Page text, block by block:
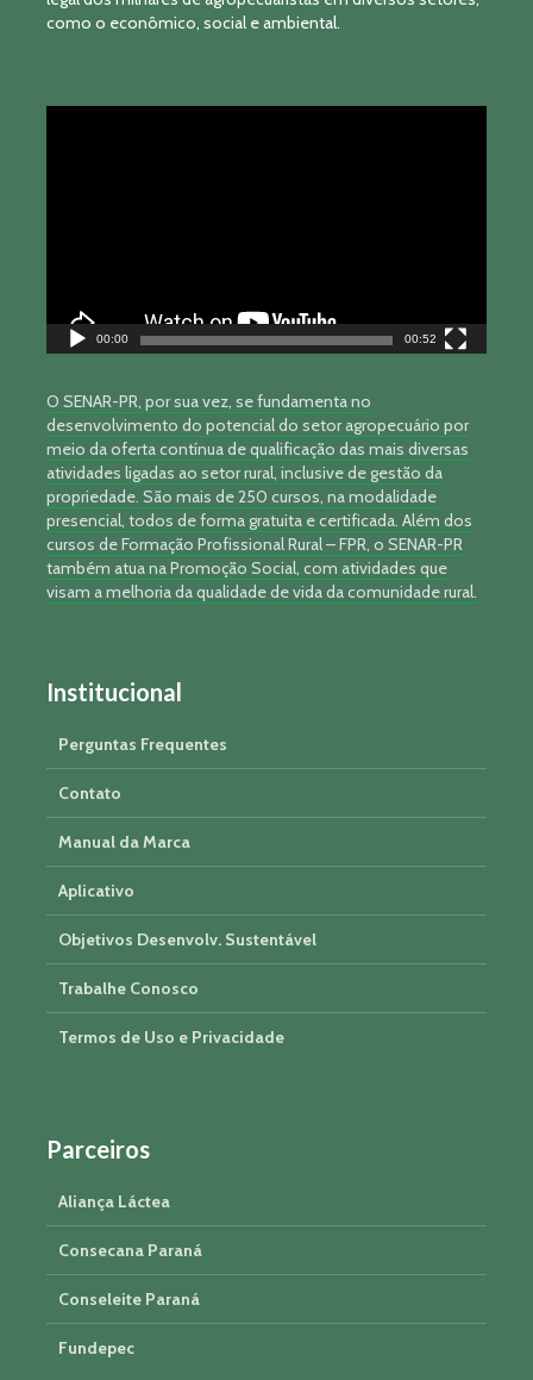
como o econômico, social e ambiental.
00:00 00:52
O SENAR-PR, por sua vez, se fundamenta no
desenvolvimento do potencial do setor agropecuário por
meio da oferta contínua de qualificação das mais diversas
atividades ligadas ao setor rural, inclusive de gestão da
propriedade. São mais de 250 cursos, na modalidade
presencial, todos de forma gratuita e certificada. Além dos
cursos de Formação Profissional Rural – FPR, o SENAR-PR
também atua na Promoção Social, com atividades que
visam a melhoria da qualidade de vida da comunidade rural.
Institucional
Perguntas Frequentes
Contato
Manual da Marca
Aplicativo
Objetivos Desenvolv. Sustentável
Trabalhe Conosco
Termos de Uso e Privacidade
Parceiros
Aliança Láctea
Consecana Paraná
Conseleite Paraná
Fundepec